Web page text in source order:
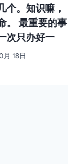
个。知识嘛，
。 最重要的事
次只办好一
月 18日